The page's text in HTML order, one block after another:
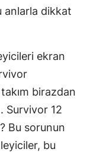
Tokat
Tunceli
Şanlıurfa
Uşak
Van
anlarla dikkat
ekran
birazdan
Survivor 12
Bu sorunun
bu